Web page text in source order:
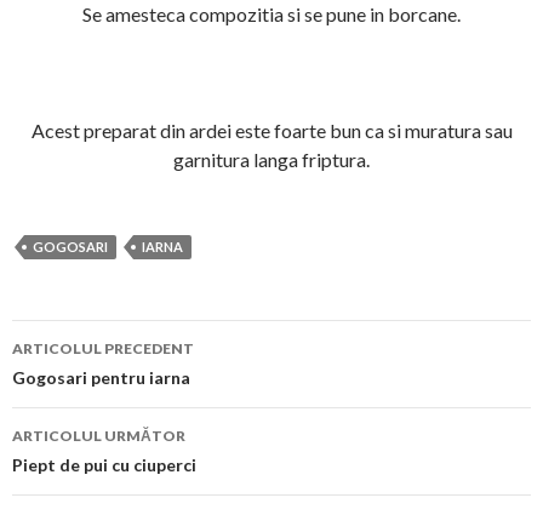
Se amesteca compozitia si se pune in borcane.
Acest preparat din ardei este foarte bun ca si muratura sau
garnitura langa friptura.
GOGOSARI IARNA
Navigare
în
articol
ARTICOLUL PRECEDENT
Gogosari pentru iarna
ARTICOLUL URMĂTOR
Piept de pui cu ciuperci